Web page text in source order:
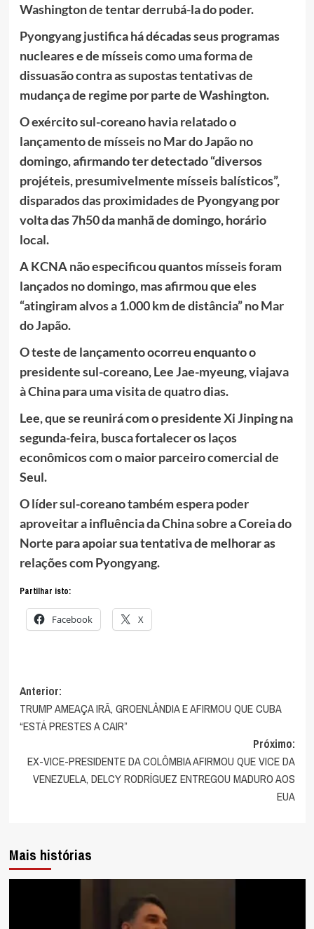
Washington de tentar derrubá-la do poder.
Pyongyang justifica há décadas seus programas
nucleares e de mísseis como uma forma de
dissuasão contra as supostas tentativas de
mudança de regime por parte de Washington.
O exército sul-coreano havia relatado o
lançamento de mísseis no Mar do Japão no
domingo, afirmando ter detectado “diversos
projéteis, presumivelmente mísseis balísticos”,
disparados das proximidades de Pyongyang por
volta das 7h50 da manhã de domingo, horário
local.
A KCNA não especificou quantos mísseis foram
lançados no domingo, mas afirmou que eles
“atingiram alvos a 1.000 km de distância” no Mar
do Japão.
O teste de lançamento ocorreu enquanto o
presidente sul-coreano, Lee Jae-myeung, viajava
à China para uma visita de quatro dias.
Lee, que se reunirá com o presidente Xi Jinping na
segunda-feira, busca fortalecer os laços
econômicos com o maior parceiro comercial de
Seul.
O líder sul-coreano também espera poder
aproveitar a influência da China sobre a Coreia do
Norte para apoiar sua tentativa de melhorar as
relações com Pyongyang.
Partilhar isto:
Facebook X
Navegação
de
artigos
Anterior:
TRUMP AMEAÇA IRÃ, GROENLÂNDIA E AFIRMOU QUE CUBA
“ESTÁ PRESTES A CAIR”
Próximo:
EX-VICE-PRESIDENTE DA COLÔMBIA AFIRMOU QUE VICE DA
VENEZUELA, DELCY RODRÍGUEZ ENTREGOU MADURO AOS
EUA
Mais histórias